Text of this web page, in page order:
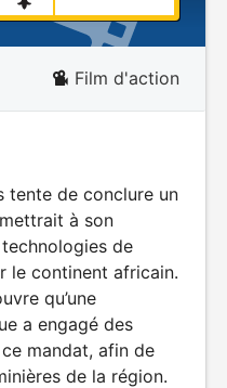
Film d'action
tente de conclure un
à son
de
le continent africain.
qu’une
a engagé des
mandat, afin de
de la région.